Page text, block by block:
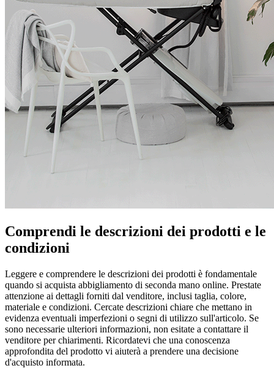
Comprendi le descrizioni dei prodotti e le
condizioni
Leggere e comprendere le descrizioni dei prodotti è fondamentale
quando si acquista abbigliamento di seconda mano online. Prestate
attenzione ai dettagli forniti dal venditore, inclusi taglia, colore,
materiale e condizioni. Cercate descrizioni chiare che mettano in
evidenza eventuali imperfezioni o segni di utilizzo sull'articolo. Se
sono necessarie ulteriori informazioni, non esitate a contattare il
venditore per chiarimenti. Ricordatevi che una conoscenza
approfondita del prodotto vi aiuterà a prendere una decisione
d'acquisto informata.